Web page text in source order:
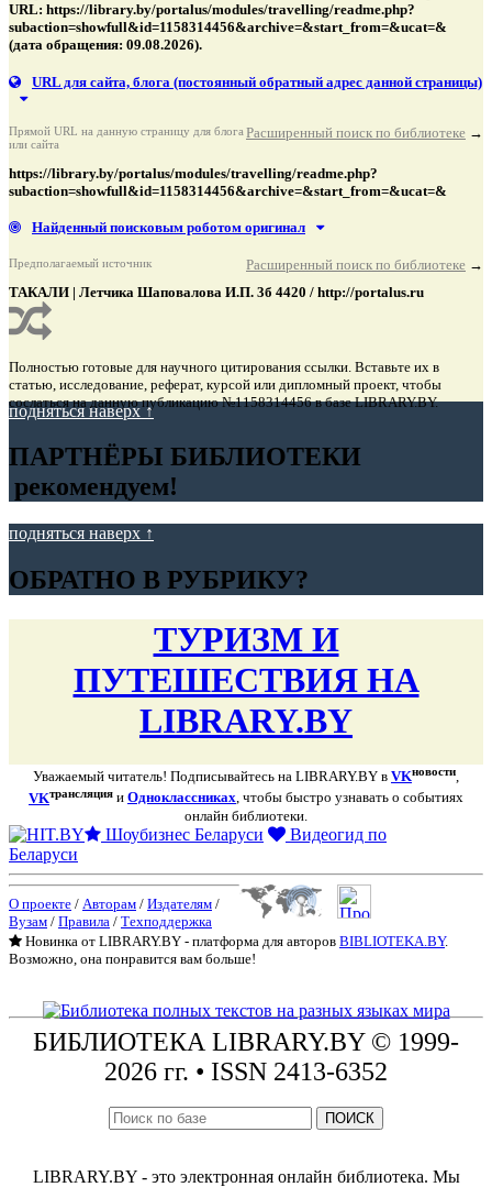
URL: https://library.by/portalus/modules/travelling/readme.php?
subaction=showfull&id=1158314456&archive=&start_from=&ucat=&
(дата обращения: 09.08.2026).
URL для сайта, блога (постоянный обратный адрес данной страницы)
Расширенный поиск по библиотеке →
Прямой URL на данную страницу для блога
или сайта
https://library.by/portalus/modules/travelling/readme.php?
subaction=showfull&id=1158314456&archive=&start_from=&ucat=&
Найденный поисковым роботом оригинал
Расширенный поиск по библиотеке →
Предполагаемый источник
ТАКАЛИ | Летчика Шаповалова И.П. 3б 4420 / http://portalus.ru
Полностью готовые для научного цитирования ссылки. Вставьте их в
статью, исследование, реферат, курсой или дипломный проект, чтобы
сослаться на данную публикацию №1158314456 в базе LIBRARY.BY.
подняться наверх ↑
ПАРТНЁРЫ БИБЛИОТЕКИ
рекомендуем!
подняться наверх ↑
ОБРАТНО В РУБРИКУ?
ТУРИЗМ И
ПУТЕШЕСТВИЯ НА
LIBRARY.BY
Уважаемый читатель! Подписывайтесь на LIBRARY.BY в VKновости,
VKтрансляция и Одноклассниках, чтобы быстро узнавать о событиях
онлайн библиотеки.
Шоубизнес Беларуси
Видеогид по
Беларуси
О проекте / Авторам / Издателям /
Вузам / Правила / Техподдержка
Новинка от LIBRARY.BY - платформа для авторов BIBLIOTEKA.BY.
Возможно, она понравится вам больше!
БИБЛИОТЕКА LIBRARY.BY © 1999-
2026 гг. • ISSN 2413-6352
ПОИСК
LIBRARY.BY - это электронная онлайн библиотека. Мы